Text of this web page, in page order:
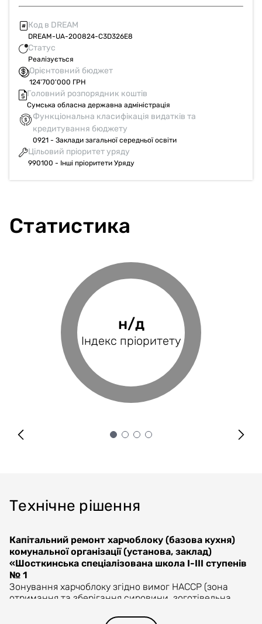
Код в DREAM
DREAM-UA-200824-C3D326E8
Статус
Реалізується
Орієнтовний бюджет
124'700'000 ГРН
Головний розпорядник коштів
Сумська обласна державна адміністрація
Функціональна класифікація видатків та
кредитування бюджету
0921 - Заклади загальної середньої освіти
Цільовий пріоритет уряду
990100 - Інші пріоритети Уряду
Статистика
н/д
Індекс пріоритету
100%
Фінансове
покриття
н/д
Індекс BRP
н/д
Оцінка проєкту
Технічне рішення
Капітальний ремонт харчоблоку (базова кухня)
комунальної організації (установа, заклад)
«Шосткинська спеціалізована школа І-ІІІ ступенів
№ 1
Зонування харчоблоку згідно вимог НАССР (зона
отримання та зберігання сировини, зоготівельна
приготування, зона миття та зберігання кухонного